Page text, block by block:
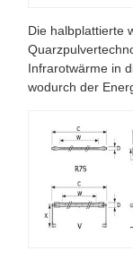
Die halbplattierte
Infrarotwärme in
wodurch der